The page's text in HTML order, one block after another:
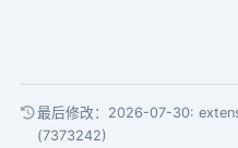
最后修改：2026-07-30:
(7373242)